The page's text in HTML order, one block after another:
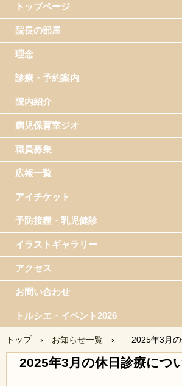
トップページ
院長の部屋
理念
診療・予約案内
院内紹介
病児保育室ジオ
職員募集
広報一覧
アイチケット
予防接種・乳児健診
イラストギャラリー
アクセス
お問い合わせ
トルシエ・イベント2026
トップ › お知らせ一覧 › 2025年3月の
2025年3月の休日診療につ